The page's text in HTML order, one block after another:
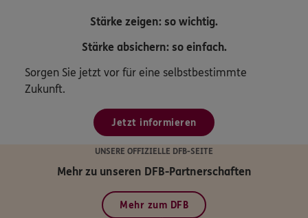
Stärke zeigen: so wichtig.
Stärke absichern: so einfach.
Sorgen Sie jetzt vor für eine selbstbestimmte
Zukunft.
Jetzt informieren
UNSERE OFFIZIELLE DFB-SEITE
Mehr zu unseren DFB-Partnerschaften
Mehr zum DFB